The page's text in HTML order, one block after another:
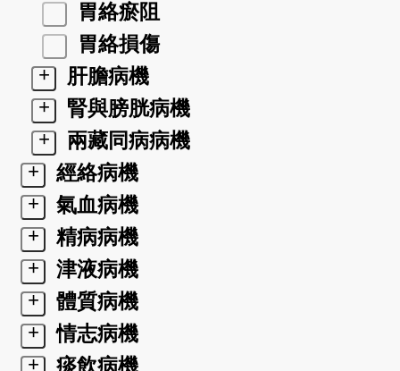
胃絡瘀阻
胃絡損傷
+
肝膽病機
+
腎與膀胱病機
+
兩藏同病病機
+
經絡病機
+
氣血病機
+
精病病機
+
津液病機
+
體質病機
+
情志病機
+
痰飲病機